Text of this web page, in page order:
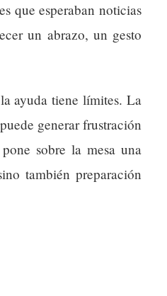
que esperaban noticias
un abrazo, un gesto
ayuda tiene límites. La
generar frustración
sobre la mesa una
también preparación